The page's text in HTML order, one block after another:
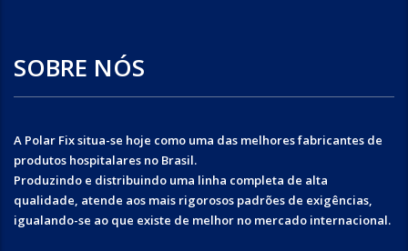
SOBRE NÓS
A Polar Fix situa-se hoje como uma das melhores fabricantes de
produtos hospitalares no Brasil.
Produzindo e distribuindo uma linha completa de alta
qualidade, atende aos mais rigorosos padrões de exigências,
igualando-se ao que existe de melhor no mercado internacional.